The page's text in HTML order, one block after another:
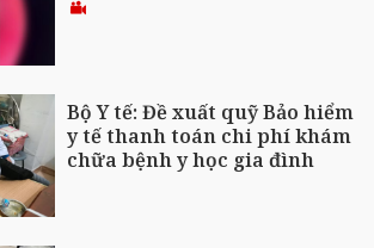
Bộ Y tế: Đề xuất quỹ Bảo hiểm
y tế thanh toán chi phí khám
chữa bệnh y học gia đình